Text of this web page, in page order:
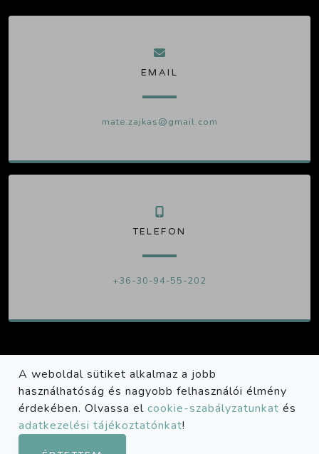
EMAIL
mate.zajkas@gmail.com
TELEFON
+36-30-94-55-202
Adatvédelmi nyilatkozat
Süti szabályzat
Copyright © StartERP 2026
A weboldal sütiket alkalmaz a jobb
használhatóság és nagyobb felhasználói élmény
érdekében. Olvassa el cookie-szabályzatunkat és
adatkezelési tájékoztatónkat!